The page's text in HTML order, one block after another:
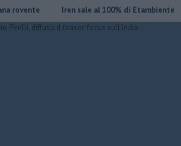
Iren sale al 100% di Etambiente